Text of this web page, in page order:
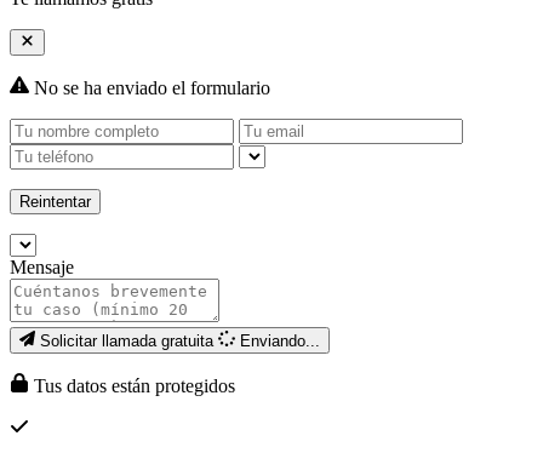
No se ha enviado el formulario
Reintentar
Mensaje
Solicitar llamada gratuita Enviando...
Tus datos están protegidos